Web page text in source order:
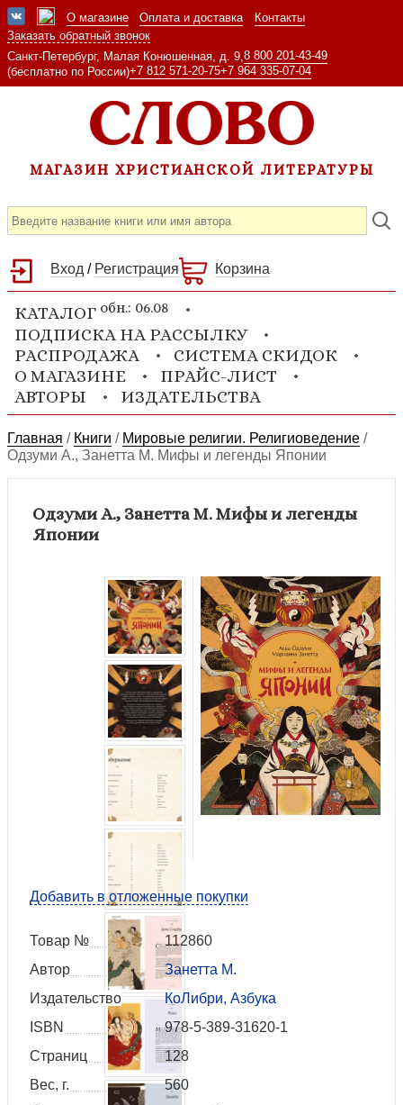
О магазине Оплата и доставка
Контакты
Заказать обратный звонок
Санкт-Петербург, Малая Конюшенная, д. 9, 8 800 201-43-49
(бесплатно по России)+7 812 571-20-75+7 964 335-07-04
МАГАЗИН ХРИСТИАНСКОЙ ЛИТЕРАТУРЫ
Вход / Регистрация Корзина
КАТАЛОГ обн.: 06.08
ПОДПИСКА НА РАССЫЛКУ
РАСПРОДАЖА
СИСТЕМА СКИДОК
О МАГАЗИНЕ
ПРАЙС-ЛИСТ
АВТОРЫ
ИЗДАТЕЛЬСТВА
Главная / Книги / Мировые религии. Религиоведение /
Одзуми А., Занетта М. Мифы и легенды Японии
Одзуми А., Занетта М. Мифы и легенды
Японии
Добавить в отложенные покупки
Товар №
112860
Автор
Занетта М.
Издательство
КоЛибри, Азбука
ISBN
978-5-389-31620-1
Страниц
128
Вес, г.
560